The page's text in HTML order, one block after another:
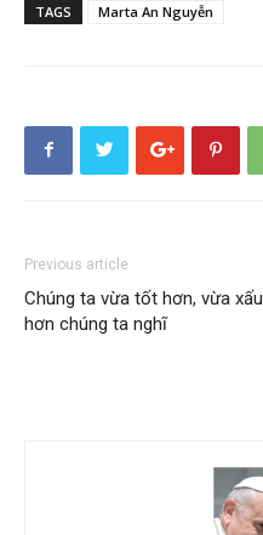
TAGS Marta An Nguyễn
Previous article
Chúng ta vừa tốt hơn, vừa xấu
hơn chúng ta nghĩ